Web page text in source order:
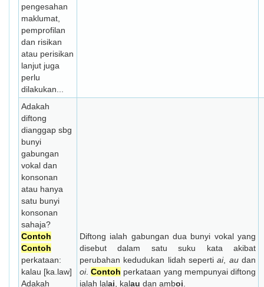
pengesahan
maklumat,
pemprofilan
dan risikan
atau perisikan
lanjut juga
perlu
dilakukan...
Adakah
diftong
dianggap sbg
bunyi
gabungan
vokal dan
konsonan
atau hanya
satu bunyi
konsonan
sahaja?
Contoh
Contoh
perkataan:
kalau [ka.law]
Adakah
Diftong ialah gabungan dua bunyi vokal yang
disebut dalam satu suku kata akibat
perubahan kedudukan lidah sepertiai, audan
oi.Contoh perkataan yang mempunyai diftong
ialah lalai , kalau dan amboi